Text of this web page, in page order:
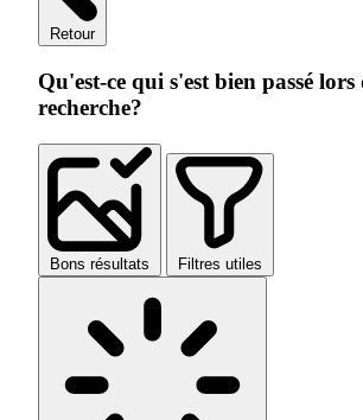
Retour
Qu'est-ce qui s'est bien passé
recherche?
Bons résultats Filtres utiles